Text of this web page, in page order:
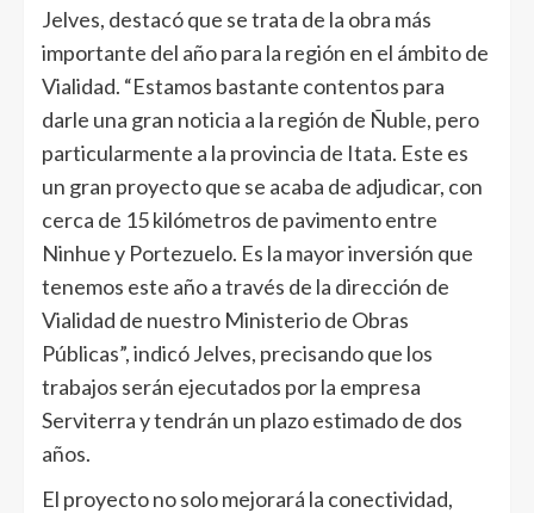
Jelves, destacó que se trata de la obra más
importante del año para la región en el ámbito de
Vialidad. “Estamos bastante contentos para
darle una gran noticia a la región de Ñuble, pero
particularmente a la provincia de Itata. Este es
un gran proyecto que se acaba de adjudicar, con
cerca de 15 kilómetros de pavimento entre
Ninhue y Portezuelo. Es la mayor inversión que
tenemos este año a través de la dirección de
Vialidad de nuestro Ministerio de Obras
Públicas”, indicó Jelves, precisando que los
trabajos serán ejecutados por la empresa
Serviterra y tendrán un plazo estimado de dos
años.
El proyecto no solo mejorará la conectividad,